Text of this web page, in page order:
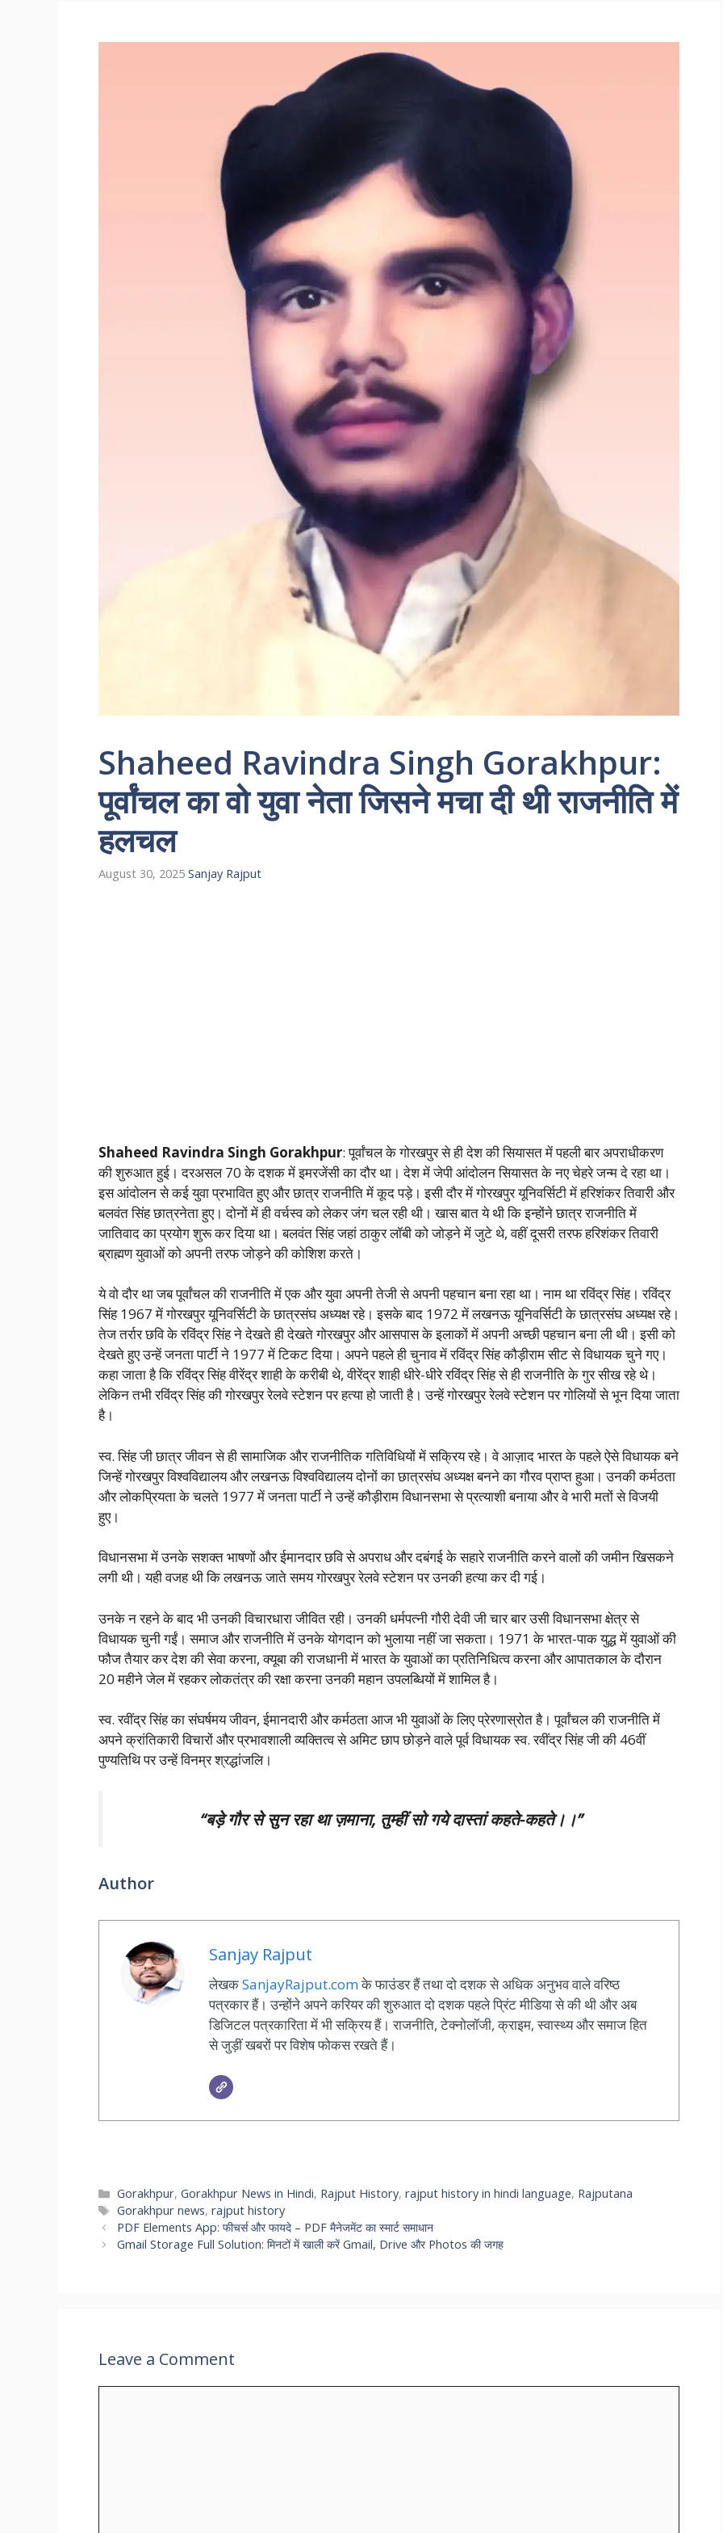
Shaheed Ravindra Singh Gorakhpur:
पूर्वांचल का वो युवा नेता जिसने मचा दी थी राजनीति में
हलचल
August 30, 2025 Sanjay Rajput
Shaheed Ravindra Singh Gorakhpur: पूर्वांचल के गोरखपुर से ही देश की सियासत में पहली बार अपराधीकरण
की शुरुआत हुई। दरअसल 70 के दशक में इमरजेंसी का दौर था। देश में जेपी आंदोलन सियासत के नए चेहरे जन्म दे रहा था।
इस आंदोलन से कई युवा प्रभावित हुए और छात्र राजनीति में कूद पड़े। इसी दौर में गोरखपुर यूनिवर्सिटी में हरिशंकर तिवारी और
बलवंत सिंह छात्रनेता हुए। दोनों में ही वर्चस्व को लेकर जंग चल रही थी। खास बात ये थी कि इन्होंने छात्र राजनीति में
जातिवाद का प्रयोग शुरू कर दिया था। बलवंत सिंह जहां ठाकुर लॉबी को जोड़ने में जुटे थे, वहीं दूसरी तरफ हरिशंकर तिवारी
ब्राह्मण युवाओं को अपनी तरफ जोड़ने की कोशिश करते।
ये वो दौर था जब पूर्वांचल की राजनीति में एक और युवा अपनी तेजी से अपनी पहचान बना रहा था। नाम था रविंद्र सिंह। रविंद्र
सिंह 1967 में गोरखपुर यूनिवर्सिटी के छात्रसंघ अध्यक्ष रहे। इसके बाद 1972 में लखनऊ यूनिवर्सिटी के छात्रसंघ अध्यक्ष रहे।
तेज तर्रार छवि के रविंद्र सिंह ने देखते ही देखते गोरखपुर और आसपास के इलाकों में अपनी अच्छी पहचान बना ली थी। इसी को
देखते हुए उन्हें जनता पार्टी ने 1977 में टिकट दिया। अपने पहले ही चुनाव में रविंद्र सिंह कौड़ीराम सीट से विधायक चुने गए।
कहा जाता है कि रविंद्र सिंह वीरेंद्र शाही के करीबी थे, वीरेंद्र शाही धीरे-धीरे रविंद्र सिंह से ही राजनीति के गुर सीख रहे थे।
लेकिन तभी रविंद्र सिंह की गोरखपुर रेलवे स्टेशन पर हत्या हो जाती है। उन्हें गोरखपुर रेलवे स्टेशन पर गोलियों से भून दिया जाता
है।
स्व. सिंह जी छात्र जीवन से ही सामाजिक और राजनीतिक गतिविधियों में सक्रिय रहे। वे आज़ाद भारत के पहले ऐसे विधायक बने
जिन्हें गोरखपुर विश्वविद्यालय और लखनऊ विश्वविद्यालय दोनों का छात्रसंघ अध्यक्ष बनने का गौरव प्राप्त हुआ। उनकी कर्मठता
और लोकप्रियता के चलते 1977 में जनता पार्टी ने उन्हें कौड़ीराम विधानसभा से प्रत्याशी बनाया और वे भारी मतों से विजयी
हुए।
विधानसभा में उनके सशक्त भाषणों और ईमानदार छवि से अपराध और दबंगई के सहारे राजनीति करने वालों की जमीन खिसकने
लगी थी। यही वजह थी कि लखनऊ जाते समय गोरखपुर रेलवे स्टेशन पर उनकी हत्या कर दी गई।
उनके न रहने के बाद भी उनकी विचारधारा जीवित रही। उनकी धर्मपत्नी गौरी देवी जी चार बार उसी विधानसभा क्षेत्र से
विधायक चुनी गईं। समाज और राजनीति में उनके योगदान को भुलाया नहीं जा सकता। 1971 के भारत-पाक युद्ध में युवाओं की
फौज तैयार कर देश की सेवा करना, क्यूबा की राजधानी में भारत के युवाओं का प्रतिनिधित्व करना और आपातकाल के दौरान
20 महीने जेल में रहकर लोकतंत्र की रक्षा करना उनकी महान उपलब्धियों में शामिल है।
स्व. रवींद्र सिंह का संघर्षमय जीवन, ईमानदारी और कर्मठता आज भी युवाओं के लिए प्रेरणास्रोत है। पूर्वांचल की राजनीति में
अपने क्रांतिकारी विचारों और प्रभावशाली व्यक्तित्व से अमिट छाप छोड़ने वाले पूर्व विधायक स्व. रवींद्र सिंह जी की 46वीं
पुण्यतिथि पर उन्हें विनम्र श्रद्धांजलि।
“बड़े गौर से सुन रहा था ज़माना, तुम्हीं सो गये दास्तां कहते-कहते।।”
Author
Sanjay Rajput
लेखकSanjayRajput.comके फाउंडर हैं तथा दो दशक से अधिक अनुभव वाले वरिष्ठ
पत्रकार हैं। उन्होंने अपने करियर की शुरुआत दो दशक पहले प्रिंट मीडिया से की थी और अब
डिजिटल पत्रकारिता में भी सक्रिय हैं। राजनीति, टेक्नोलॉजी, क्राइम, स्वास्थ्य और समाज हित
से जुड़ीं खबरों पर विशेष फोकस रखते हैं।
Categories
Gorakhpur,Gorakhpur News in Hindi, Rajput History,rajput history in hindi language, Rajputana
Tags
Gorakhpur news,rajput history
PDF Elements App: फीचर्स और फायदे – PDF मैनेजमेंट का स्मार्ट समाधान
Gmail Storage Full Solution: मिनटों में खाली करें Gmail, Drive और Photos की जगह
Leave a Comment